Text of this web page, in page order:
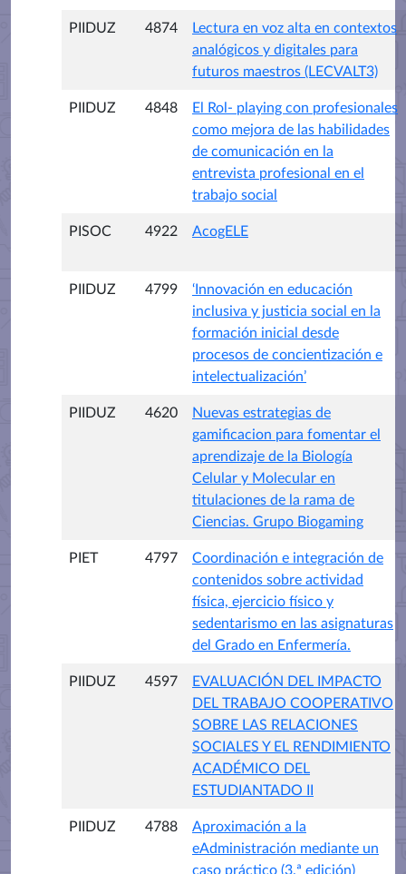
PIIDUZ 4874
Lectura en voz alta en contextos
analógicos y digitales para
futuros maestros (LECVALT3)
PIIDUZ 4848
El Rol- playing con profesionales
como mejora de las habilidades
de comunicación en la
entrevista profesional en el
trabajo social
PISOC 4922 AcogELE
PIIDUZ 4799
‘Innovación en educación
inclusiva y justicia social en la
formación inicial desde
procesos de concientización e
intelectualización’
PIIDUZ 4620
Nuevas estrategias de
gamificacion para fomentar el
aprendizaje de la Biología
Celular y Molecular en
titulaciones de la rama de
Ciencias. Grupo Biogaming
PIET 4797
Coordinación e integración de
contenidos sobre actividad
física, ejercicio físico y
sedentarismo en las asignaturas
del Grado en Enfermería.
PIIDUZ 4597
EVALUACIÓN DEL IMPACTO
DEL TRABAJO COOPERATIVO
SOBRE LAS RELACIONES
SOCIALES Y EL RENDIMIENTO
ACADÉMICO DEL
ESTUDIANTADO II
PIIDUZ 4788
Aproximación a la
eAdministración mediante un
caso práctico (3.ª edición)